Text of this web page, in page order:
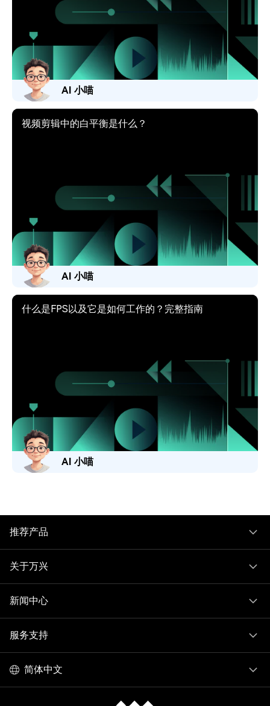
AI 小喵
视频剪辑中的白平衡是什么？
AI 小喵
什么是FPS以及它是如何工作的？完整指南
AI 小喵
推荐产品
关于万兴
新闻中心
服务支持
简体中文